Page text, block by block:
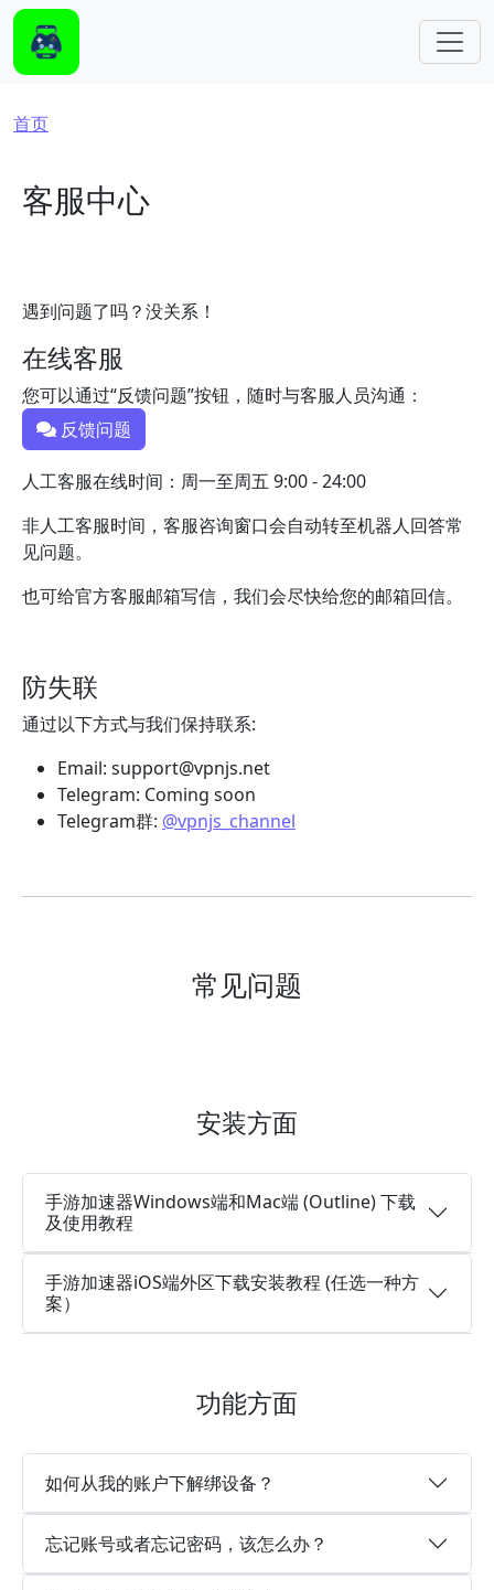
跳转到主要内容
面包屑
首页
客服中心
遇到问题了吗？没关系！
在线客服
您可以通过“反馈问题”按钮，随时与客服人员沟通：
反馈问题
人工客服在线时间：周一至周五 9:00 - 24:00
非人工客服时间，客服咨询窗口会自动转至机器人回答常
见问题。
也可给官方客服邮箱写信，我们会尽快给您的邮箱回信。
防失联
通过以下方式与我们保持联系:
Email: support@vpnjs.net
Telegram: Coming soon
Telegram群: @vpnjs_channel
常见问题
安装方面
手游加速器Windows端和Mac端 (Outline) 下载
及使用教程
手游加速器iOS端外区下载安装教程 (任选一种方
案）
功能方面
如何从我的账户下解绑设备？
忘记账号或者忘记密码，该怎么办？